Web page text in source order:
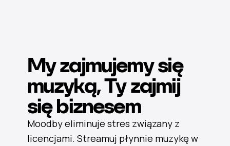
My zajmujemy się
muzyką, Ty zajmij
się biznesem
Moodby eliminuje stres związany z
licencjami. Streamuj płynnie muzykę w